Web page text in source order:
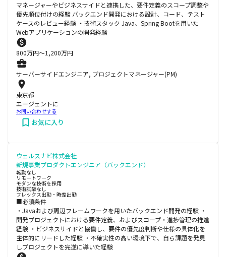
マネージャーやビジネスサイドと連携した、要件定義のスコープ調整や
優先順位付けの経験 バックエンド開発における設計、コード、テスト
ケースのレビュー経験 ・技術スタック Java、Spring Bootを用いた
Webアプリケーションの開発経験
800万円〜1,200万円
サーバーサイドエンジニア, プロジェクトマネージャー(PM)
東京都
エージェントに
お問い合わせする
お気に入り
ウェルスナビ株式会社
新規事業プロダクトエンジニア（バックエンド）
転勤なし
リモートワーク
モダンな技術を採用
技術試験なし
フレックス出勤・時差出勤
■必須条件
・Javaおよび周辺フレームワークを用いたバックエンド開発の経験 ・
開発プロジェクトにおける要件定義、およびスコープ・進捗管理の推進
経験 ・ビジネスサイドと協働し、要件の優先度判断や仕様の具体化を
主体的にリードした経験 ・不確実性の高い環境下で、自ら課題を発見
しプロジェクトを完遂に導いた経験